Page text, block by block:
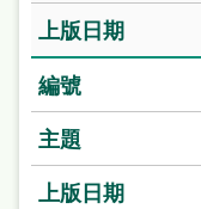
見
問
答
語